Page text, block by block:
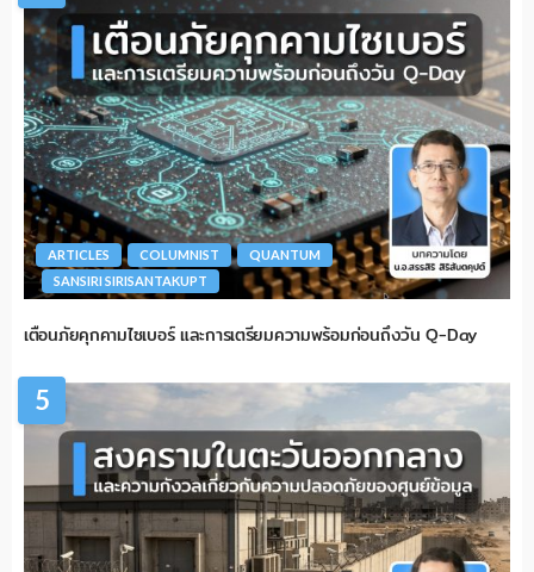
ARTICLES COLUMNIST
QUANTUM
SANSIRI SIRISANTAKUPT
เตือนภัยคุกคามไซเบอร์ และการเตรียมความพร้อมก่อนถึงวัน Q-Day
5